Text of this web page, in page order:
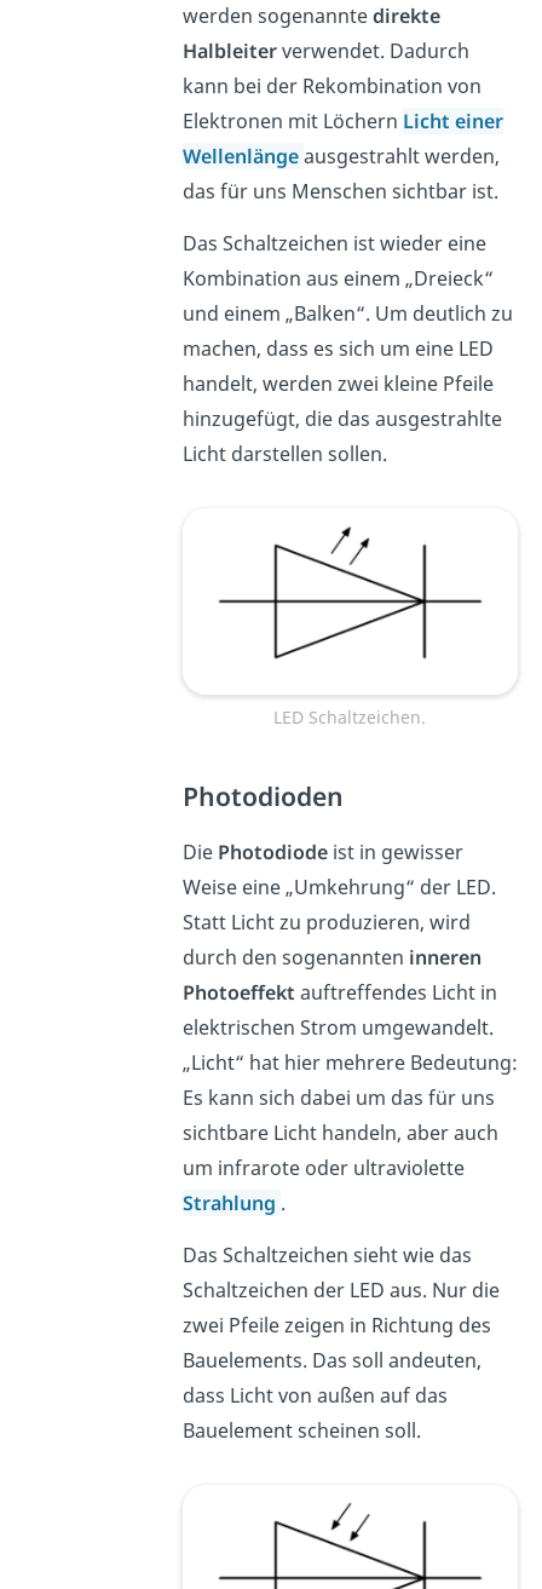
werden sogenanntedirekte
Halbleiterverwendet. Dadurch
kann bei der Rekombination von
Elektronen mit Löchern Licht einer
Wellenlängeausgestrahlt werden,
das für uns Menschen sichtbar ist.
Das Schaltzeichen ist wieder eine
Kombination aus einem „Dreieck“
und einem „Balken“. Um deutlich zu
machen, dass es sich um eine LED
handelt, werden zwei kleine Pfeile
hinzugefügt, die das ausgestrahlte
Licht darstellen sollen.
LED Schaltzeichen.
Photodioden
Die Photodiodeist in gewisser
Weise eine „Umkehrung“ der LED.
Statt Licht zu produzieren, wird
durch den sogenannten inneren
Photoeffekt auftreffendes Licht in
elektrischen Strom umgewandelt.
„Licht“ hat hier mehrere Bedeutung:
Es kann sich dabei um das für uns
sichtbare Licht handeln, aber auch
um infrarote oder ultraviolette
Strahlung .
Das Schaltzeichen sieht wie das
Schaltzeichen der LED aus. Nur die
zwei Pfeile zeigen in Richtung des
Bauelements. Das soll andeuten,
dass Licht von außen auf das
Bauelement scheinen soll.